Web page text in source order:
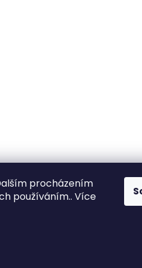
procházením
používáním.. Více